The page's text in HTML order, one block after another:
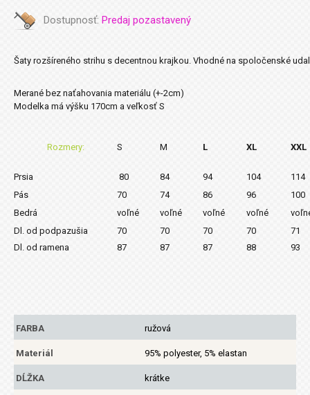
Dostupnosť: Predaj pozastavený
Šaty rozšíreného strihu s decentnou krajkou. Vhodné na spoločenské
Merané bez naťahovania materiálu (+-2cm)
Modelka má výšku 170cm a veľkosť S
Rozmery: S M L XL XXL
Prsia 80 84 94 104
114
Pás
70 74 86 96
100
Bedrá
voľné voľné voľné voľné
Dl. od podpazušia
70 70 70 70
71
Dl. od ramena
87 87 87 88 93
FARBA ružová
Materiál 95% polyester, 5% elastan
DĹŽKA krátke